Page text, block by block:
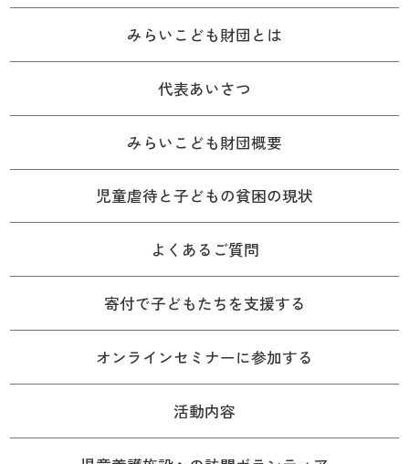
みらいこども財団とは
代表あいさつ
みらいこども財団概要
児童虐待と子どもの貧困の現状
よくあるご質問
寄付で子どもたちを支援する
オンラインセミナーに参加する
活動内容